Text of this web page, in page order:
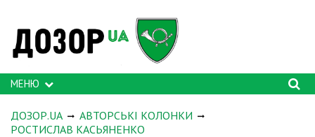
МЕНЮ
ДОЗОР.UA
АВТОРСЬКІ КОЛОНКИ
РОСТИСЛАВ КАСЬЯНЕНКО